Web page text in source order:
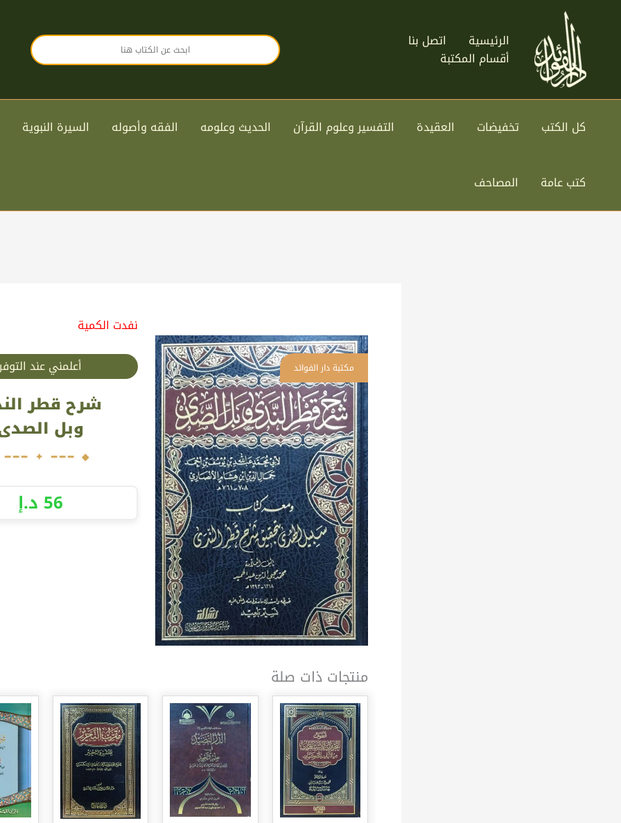
الرئيسية
اتصل بنا
أقسام المكتبة
كل الكتب تخفيضات العقيدة التفسير وعلوم القرآن الحديث وعلومه الفقه وأصوله السيرة النبوية
كتب عامة المصاحف
شرح قطر
وبل
نفدت الكمية
أعلمني عند
56 د.إ
منتجات ذات صلة